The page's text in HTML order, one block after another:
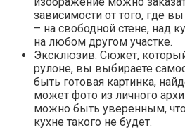
зависимости от того, где
– на свободной стене, над
на любом другом участке.
Эксклюзив. Сюжет, который
рулоне, вы выбираете
быть готовая картинка,
может фото из личного
можно быть уверенным,
кухне такого не будет.